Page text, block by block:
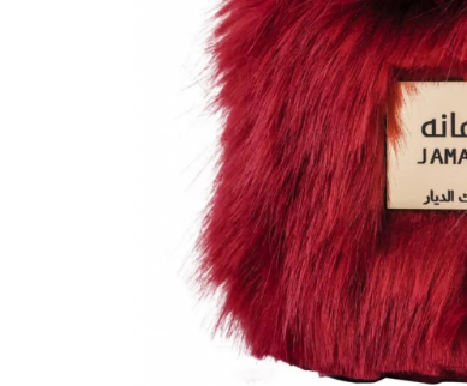
Parfumuri Exotice
Parfumuri Fructate
Parfumuri Lemnoase
Parfumuri Persistente
Parfumuri Vanilate